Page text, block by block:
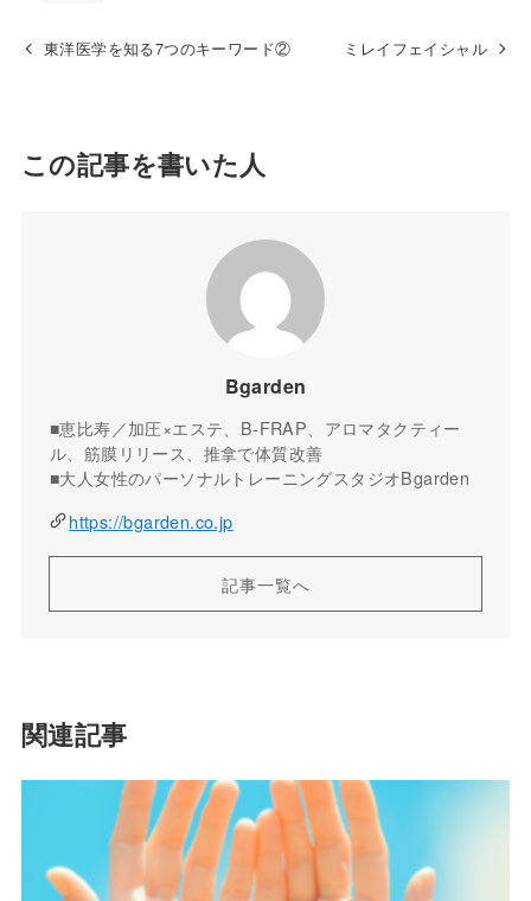
東洋医学を知る7つのキーワード② ミレイフェイシャル
この記事を書いた人
Bgarden
■恵比寿／加圧×エステ、B-FRAP、アロマタクティー
ル、筋膜リリース、推拿で体質改善
■大人女性のパーソナルトレーニングスタジオBgarden
https://bgarden.co.jp
記事一覧へ
関連記事